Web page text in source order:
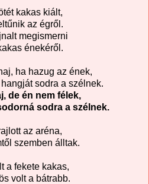
kakas kiált,
az égről.
megismerni
énekéről.
ha hazug az ének,
sodra a szélnek.
de én nem félek,
sodra a szélnek.
az aréna,
szemben álltak.
a fekete kakas,
volt a bátrabb.